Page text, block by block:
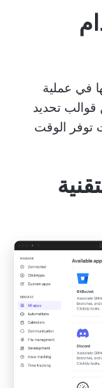
في عملية
قوالب تحديد
توفر الوقت